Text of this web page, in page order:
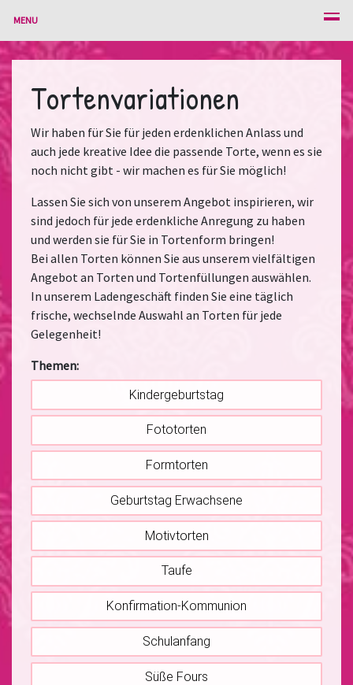
MENU
Tortenvariationen
Wir haben für Sie für jeden erdenklichen Anlass und
auch jede kreative Idee die passende Torte, wenn es sie
noch nicht gibt - wir machen es für Sie möglich!
Lassen Sie sich von unserem Angebot inspirieren, wir
sind jedoch für jede erdenkliche Anregung zu haben
und werden sie für Sie in Tortenform bringen!
Bei allen Torten können Sie aus unserem vielfältigen
Angebot an Torten und Tortenfüllungen auswählen.
In unserem Ladengeschäft finden Sie eine täglich
frische, wechselnde Auswahl an Torten für jede
Gelegenheit!
Themen:
Kindergeburtstag
Fototorten
Formtorten
Geburtstag Erwachsene
Motivtorten
Taufe
Konfirmation-Kommunion
Schulanfang
Süße Fours